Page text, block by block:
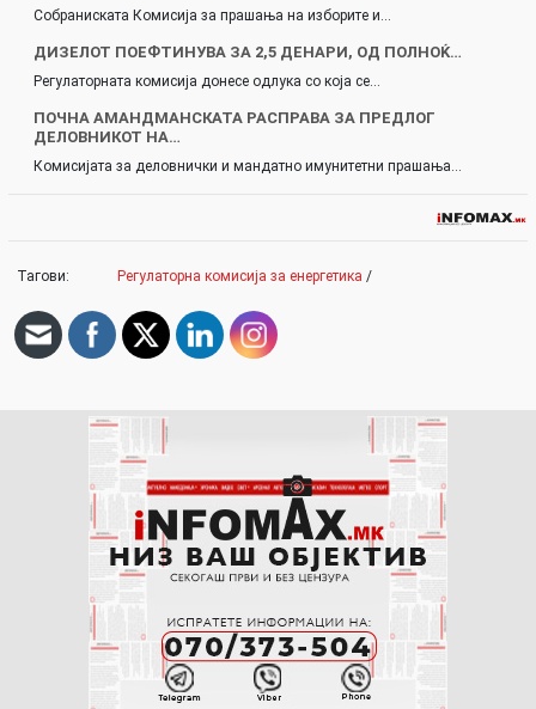
Собраниската Комисија за прашања на изборите и…
ДИЗЕЛОТ ПОЕФТИНУВА ЗА 2,5 ДЕНАРИ, ОД ПОЛНОЌ…
Регулаторната комисија донесе одлука со која се…
ПОЧНА АМАНДМАНСКАТА РАСПРАВА ЗА ПРЕДЛОГ
ДЕЛОВНИКОТ НА…
Комисијата за деловнички и мандатно имунитетни прашања…
Тагови: Регулаторна комисија за енергетика /